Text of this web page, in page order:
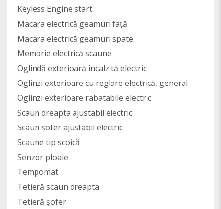
Keyless Engine start
Macara electrică geamuri față
Macara electrică geamuri spate
Memorie electrică scaune
Oglindă exterioară încalzită electric
Oglinzi exterioare cu reglare electrică, general
Oglinzi exterioare rabatabile electric
Scaun dreapta ajustabil electric
Scaun șofer ajustabil electric
Scaune tip scoică
Senzor ploaie
Tempomat
Tetieră scaun dreapta
Tetieră șofer